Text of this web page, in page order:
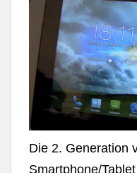
Die 2. Generation
Smartphone/